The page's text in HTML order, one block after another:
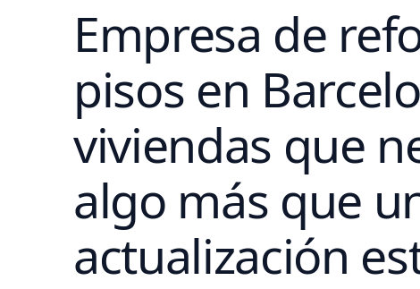
Empresa de
pisos en
viviendas que
algo más que
actualización